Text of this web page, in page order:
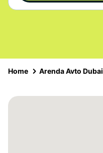
Home Arenda Avto Dubai